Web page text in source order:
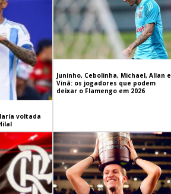
voltada
Juninho, Cebolinha, Michael, Allan e
Vinã: os jogadores que podem
deixar o Flamengo em 2026